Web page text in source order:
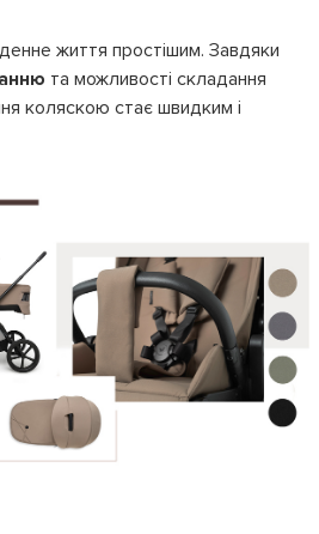
життя простішим. Завдяки
та можливості складання
коляскою стає швидким і